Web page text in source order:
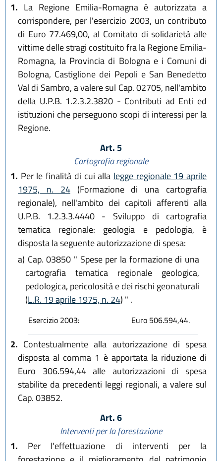
1. La Regione Emilia-Romagna è autorizzata a
corrispondere, per l'esercizio 2003, un contributo
di Euro 77.469,00, al Comitato di solidarietà alle
vittime delle stragi costituito fra la Regione Emilia-
Romagna, la Provincia di Bologna e i Comuni di
Bologna, Castiglione dei Pepoli e San Benedetto
Val di Sambro, a valere sul Cap. 02705, nell'ambito
della U.P.B. 1.2.3.2.3820 - Contributi ad Enti ed
istituzioni che perseguono scopi di interessi per la
Regione.
Art. 5
Cartografia regionale
1. Per le finalità di cui alla legge regionale 19 aprile
1975, n. 24(Formazione di una cartografia
regionale), nell'ambito dei capitoli afferenti alla
U.P.B. 1.2.3.3.4440 - Sviluppo di cartografia
tematica regionale: geologia e pedologia, è
disposta la seguente autorizzazione di spesa:
a) Cap. 03850 " Spese per la formazione di una
cartografia tematica regionale geologica,
pedologica, pericolosità e dei rischi geonaturali
(L.R. 19 aprile 1975, n. 24) " .
Esercizio 2003: Euro 506.594,44.
2. Contestualmente alla autorizzazione di spesa
disposta al comma 1 è apportata la riduzione di
Euro 306.594,44 alle autorizzazioni di spesa
stabilite da precedenti leggi regionali, a valere sul
Cap. 03852.
Art. 6
Interventi per la forestazione
1. Per l'effettuazione di interventi per la